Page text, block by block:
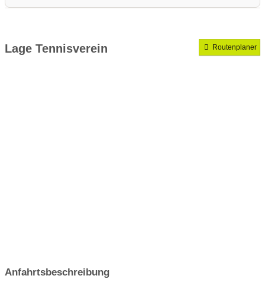
Lage Tennisverein Routenplaner
Anfahrtsbeschreibung